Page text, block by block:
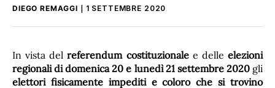
DIEGO REMAGGI 1 SETTEMBRE 2020
In vista delreferendum costituzionale e delle elezioni
regionali di domenica 20 e lunedì 21 settembre 2020gli
elettori fisicamente impediti e coloro che si trovino